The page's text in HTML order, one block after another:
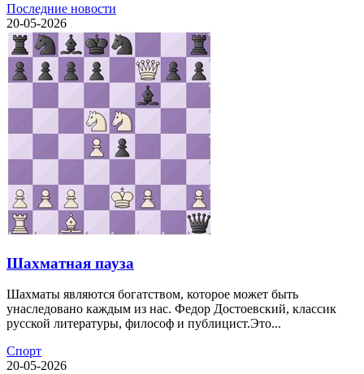
Последние новости
20-05-2026
Шахматная пауза
Шахматы являются богатством, которое может быть
унаследовано каждым из нас. Федор Достоевский, классик
русской литературы, философ и публицист.Это...
Спорт
20-05-2026